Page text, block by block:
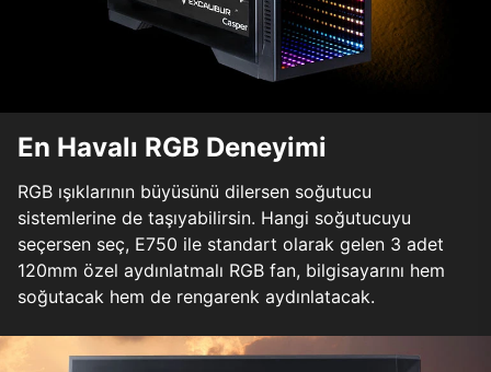
En Havalı RGB Deneyimi
RGB ışıklarının büyüsünü dilersen soğutucu
sistemlerine de taşıyabilirsin. Hangi soğutucuyu
seçersen seç, E750 ile standart olarak gelen 3 adet
120mm özel aydınlatmalı RGB fan, bilgisayarını hem
soğutacak hem de rengarenk aydınlatacak.